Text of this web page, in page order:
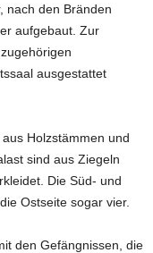
nach den Bränden
aufgebaut. Zur
ausgestattet
Holzstämmen und
sind aus Ziegeln
Die Süd- und
Ostseite sogar vier.
den Gefängnissen, die